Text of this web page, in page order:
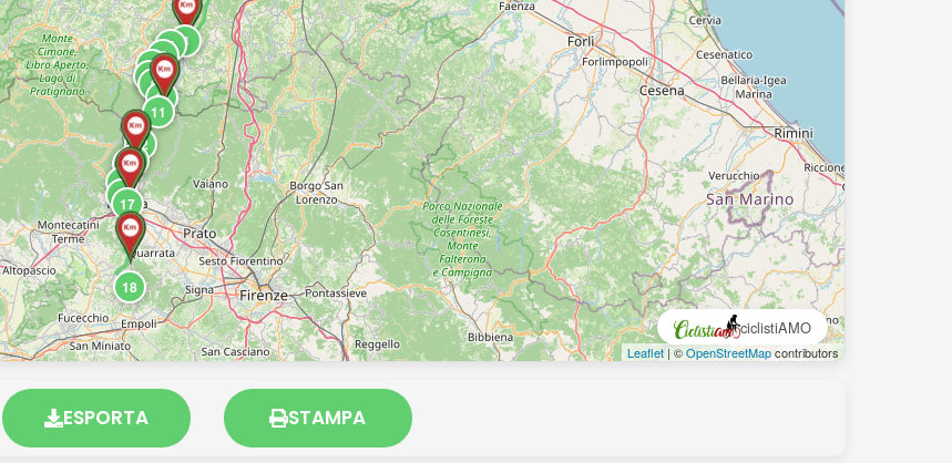
ciclistiAMO
4
5
6
7
89
10
11
12
13
14
15
1617
18
Leaflet| ©OpenStreetMapcontributors
ESPORTA STAMPA